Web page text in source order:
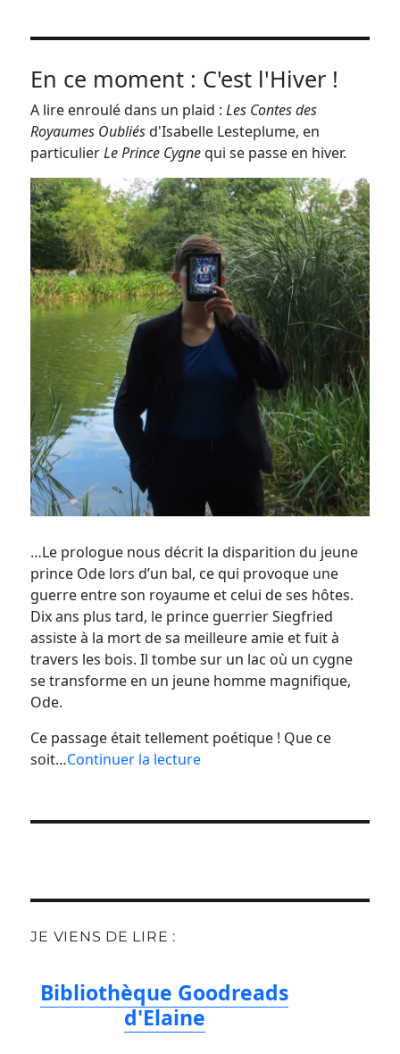
En ce moment : C'est l'Hiver !
A lire enroulé dans un plaid :Les Contes des
Royaumes Oubliésd'Isabelle Lesteplume, en
particulierLe Prince Cygnequi se passe en hiver.
…Le prologue nous décrit la disparition du jeune
prince Ode lors d’un bal, ce qui provoque une
guerre entre son royaume et celui de ses hôtes.
Dix ans plus tard, le prince guerrier Siegfried
assiste à la mort de sa meilleure amie et fuit à
travers les bois. Il tombe sur un lac où un cygne
se transforme en un jeune homme magnifique,
Ode.
Ce passage était tellement poétique ! Que ce
soit…Continuer la lecture
JE VIENS DE LIRE :
Bibliothèque Goodreads
d'Elaine